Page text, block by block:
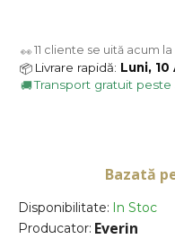
Disponibilitate: In Stoc
Producator: Everin
Bazată
👀 11 cliente se uită acum
📦 Livrare rapidă: Luni,
🚚Transport gratuit peste